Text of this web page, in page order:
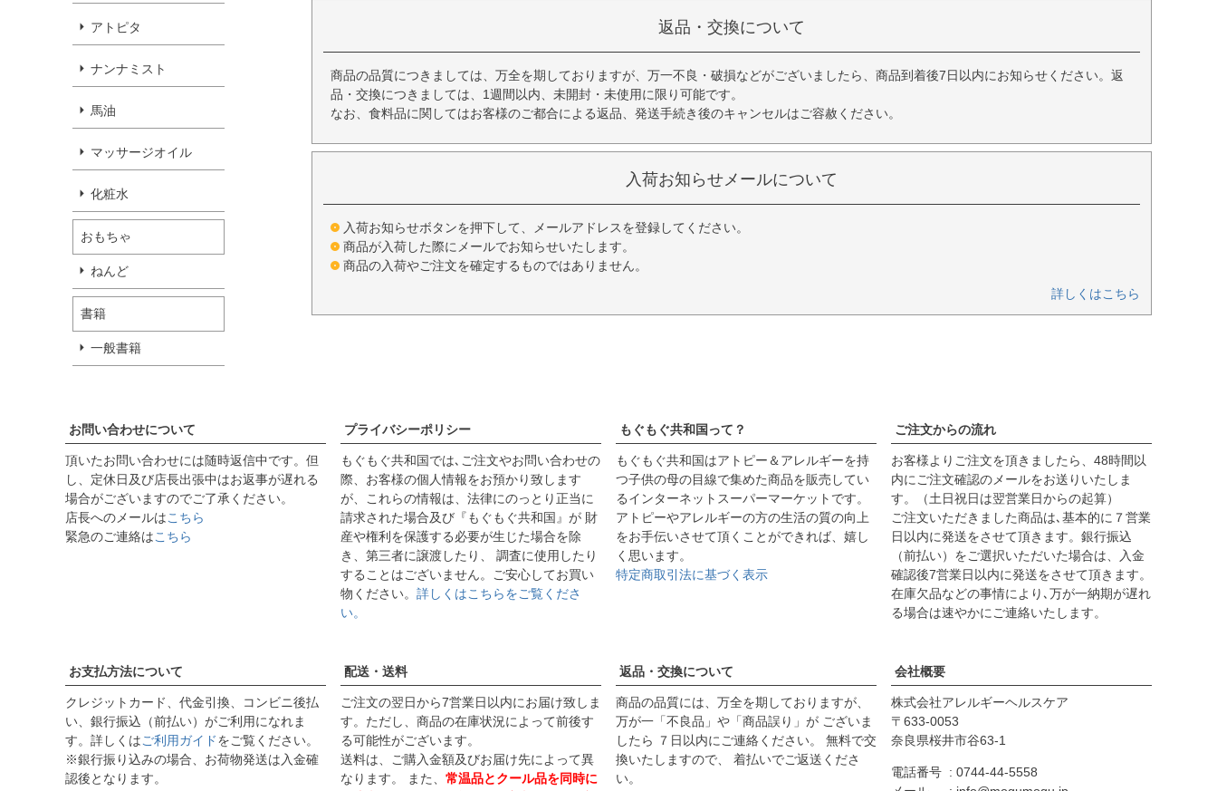
アトピタ
ナンナミスト
馬油
マッサージオイル
化粧水
おもちゃ
ねんど
書籍
一般書籍
返品・交換について
商品の品質につきましては、万全を期しておりますが、万一不良・破損などがございましたら、商品到着後7日以内にお知らせください。返
品・交換につきましては、1週間以内、未開封・未使用に限り可能です。
なお、食料品に関してはお客様のご都合による返品、発送手続き後のキャンセルはご容赦ください。
入荷お知らせメールについて
入荷お知らせボタンを押下して、メールアドレスを登録してください。
商品が入荷した際にメールでお知らせいたします。
商品の入荷やご注文を確定するものではありません。
詳しくはこちら
お問い合わせについて
頂いたお問い合わせには随時返信中です。但
し、定休日及び店長出張中はお返事が遅れる
場合がございますのでご了承ください。
店長へのメールはこちら
緊急のご連絡はこちら
プライバシーポリシー
もぐもぐ共和国では､ご注文やお問い合わせの
際、お客様の個人情報をお預かり致します
が、これらの情報は、法律にのっとり正当に
請求された場合及び『もぐもぐ共和国』が 財
産や権利を保護する必要が生じた場合を除
き、第三者に譲渡したり、 調査に使用したり
することはございません。ご安心してお買い
物ください。 詳しくはこちらをご覧くださ
い。
もぐもぐ共和国って？
もぐもぐ共和国はアトピー＆アレルギーを持
つ子供の母の目線で集めた商品を販売してい
るインターネットスーパーマーケットです。
アトピーやアレルギーの方の生活の質の向上
をお手伝いさせて頂くことができれば、嬉し
く思います。
特定商取引法に基づく表示
ご注文からの流れ
お客様よりご注文を頂きましたら、48時間以
内にご注文確認のメールをお送りいたしま
す。（土日祝日は翌営業日からの起算）
ご注文いただきました商品は､基本的に７営業
日以内に発送をさせて頂きます。 銀行振込
（前払い）をご選択いただいた場合は、入金
確認後7営業日以内に発送をさせて頂きます。
在庫欠品などの事情により､万が一納期が遅れ
る場合は速やかにご連絡いたします。
お支払方法について
クレジットカード、代金引換、コンビニ後払
い、銀行振込（前払い）がご利用になれま
す。詳しくはご利用ガイドをご覧ください。
※銀行振り込みの場合、お荷物発送は入金確
認後となります。
配送・送料
ご注文の翌日から7営業日以内にお届け致しま
す。ただし、商品の在庫状況によって前後す
る可能性がございます。
送料は、ご購入金額及びお届け先によって異
なります。 また、 常温品とクール品を同時に
返品・交換について
商品の品質には、万全を期しておりますが、
万が一「不良品」や「商品誤り」が ございま
したら ７日以内にご連絡ください。 無料で交
換いたしますので、 着払いでご返送くださ
い。
会社概要
株式会社アレルギーヘルスケア
633-0053
奈良県桜井市谷63-1
電話番号
0744-44-5558